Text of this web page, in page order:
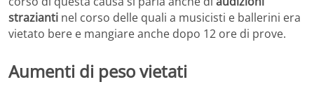
strazianti nel corso delle quali a musicisti e ballerini era
vietato bere e mangiare anche dopo 12 ore di prove.
Aumenti di peso vietati